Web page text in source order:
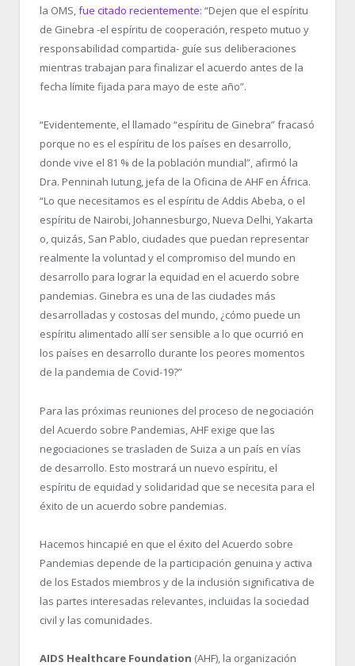
la OMS,fue citado recientemente: “Dejen que el espíritu
de Ginebra -el espíritu de cooperación, respeto mutuo y
responsabilidad compartida- guíe sus deliberaciones
mientras trabajan para finalizar el acuerdo antes de la
fecha límite fijada para mayo de este año”.
“Evidentemente, el llamado “espíritu de Ginebra” fracasó
porque no es el espíritu de los países en desarrollo,
donde vive el 81 % de la población mundial”, afirmó la
Dra. Penninah Iutung, jefa de la Oficina de AHF en África.
“Lo que necesitamos es el espíritu de Addis Abeba, o el
espíritu de Nairobi, Johannesburgo, Nueva Delhi, Yakarta
o, quizás, San Pablo, ciudades que puedan representar
realmente la voluntad y el compromiso del mundo en
desarrollo para lograr la equidad en el acuerdo sobre
pandemias. Ginebra es una de las ciudades más
desarrolladas y costosas del mundo, ¿cómo puede un
espíritu alimentado allí ser sensible a lo que ocurrió en
los países en desarrollo durante los peores momentos
de la pandemia de Covid-19?”
Para las próximas reuniones del proceso de negociación
del Acuerdo sobre Pandemias, AHF exige que las
negociaciones se trasladen de Suiza a un país en vías
de desarrollo. Esto mostrará un nuevo espíritu, el
espíritu de equidad y solidaridad que se necesita para el
éxito de un acuerdo sobre pandemias.
Hacemos hincapié en que el éxito del Acuerdo sobre
Pandemias depende de la participación genuina y activa
de los Estados miembros y de la inclusión significativa de
las partes interesadas relevantes, incluidas la sociedad
civil y las comunidades.
AIDS Healthcare Foundation (AHF), la organización